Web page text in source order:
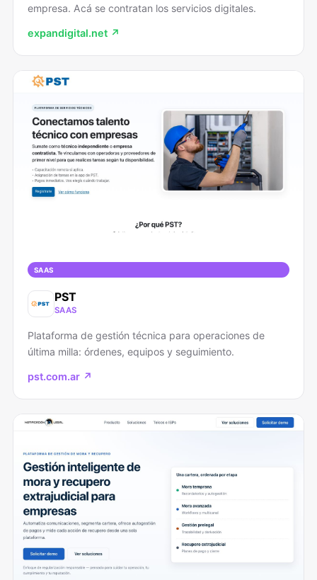
empresa. Acá se contratan los servicios digitales.
expandigital.net ↗
SAAS
PST
SAAS
Plataforma de gestión técnica para operaciones de
última milla: órdenes, equipos y seguimiento.
pst.com.ar ↗